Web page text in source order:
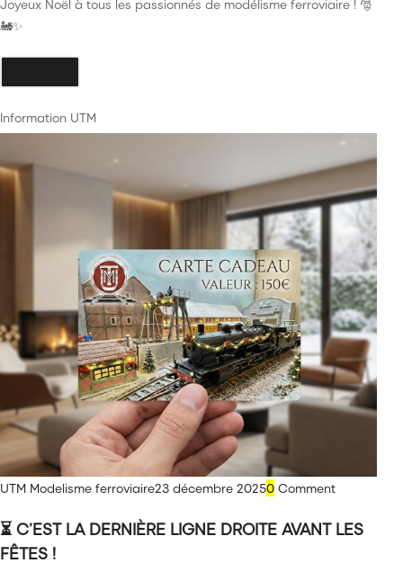
Joyeux Noël à tous les passionnés de modélisme ferroviaire ! 🎅
🚂✨
Information UTM
UTM Modelisme ferroviaire23 décembre 20250 Comment
⏳ C’EST LA DERNIÈRE LIGNE DROITE AVANT LES
FÊTES !